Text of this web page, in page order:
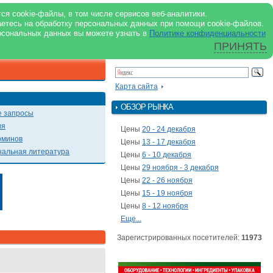
cookie-файлы, в том числе сервисов веб-аналитики.
на обработку персональных данных при помощи cookie-файлов.
данных вы можете узнать в Политике конфиденциальности
ПРИНЯТЬ
support@milkbranch.ru
О портале
Реклама в журнале
Реклама на портале
Архив номеров
запросы
литература
Карта сайта
ОБЗОР РЫНКА
Цены 20 - 24 декабря
Цены 13 - 17 декабря
Цены 6 - 10 декабря
Цены 29 ноября - 3 декабря
Цены 22 - 26 ноября
Цены 15 - 19 ноября
Цены 8 - 12 ноября
Еще...
Зарегистрированных посетителей: 11973